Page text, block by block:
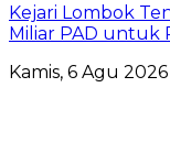
Kejari Lombok
Miliar PAD untuk
Kamis, 6 Agu